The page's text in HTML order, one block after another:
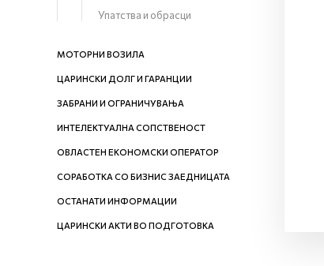
Упатства и обрасци
МОТОРНИ ВОЗИЛА
ЦАРИНСКИ ДОЛГ И ГАРАНЦИИ
ЗАБРАНИ И ОГРАНИЧУВАЊА
ИНТЕЛЕКТУАЛНА СОПСТВЕНОСТ
ОВЛАСТЕН ЕКОНОМСКИ ОПЕРАТОР
СОРАБОТКА СО БИЗНИС ЗАЕДНИЦАТА
ОСТАНАТИ ИНФОРМАЦИИ
ЦАРИНСКИ АКТИ ВО ПОДГОТОВКА